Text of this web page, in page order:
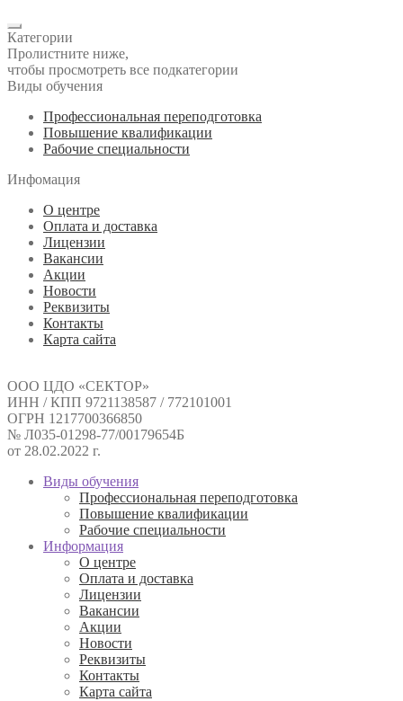
Категории
Пролистните ниже,
чтобы просмотреть все подкатегории
Виды обучения
Профессиональная переподготовка
Повышение квалификации
Рабочие специальности
Инфомация
О центре
Оплата и доставка
Лицензии
Вакансии
Акции
Новости
Реквизиты
Контакты
Карта сайта
ООО ЦДО «СЕКТОР»
ИНН / КПП 9721138587 / 772101001
ОГРН 1217700366850
№ Л035-01298-77/00179654Б
от 28.02.2022 г.
Виды обучения
Профессиональная переподготовка
Повышение квалификации
Рабочие специальности
Информация
О центре
Оплата и доставка
Лицензии
Вакансии
Акции
Новости
Реквизиты
Контакты
Карта сайта